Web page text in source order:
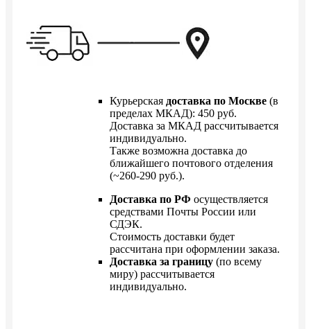
Курьерская доставка по Москве (в
пределах МКАД): 450 руб.
Доставка за МКАД рассчитывается
индивидуально.
Также возможна доставка до
ближайшего почтового отделения
(~260-290 руб.).
Доставка по РФ осуществляется
средствами Почты России или
СДЭК.
Стоимость доставки будет
рассчитана при оформлении заказа.
Доставка за границу (по всему
миру) рассчитывается
индивидуально.